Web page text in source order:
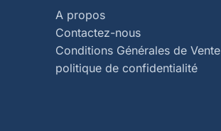
A propos
Contactez-nous
Conditions Générales de Vente
politique de confidentialité